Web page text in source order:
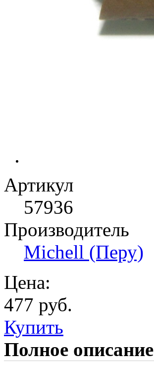
Артикул
57936
Производитель
Michell (Перу)
Цена:
477 руб.
Купить
Полное описание